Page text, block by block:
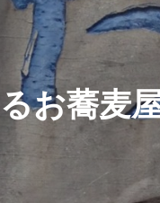
お蕎麦